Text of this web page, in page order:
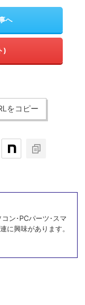
へ
)
をコピー
ン･PCパーツ･スマ
に興味があります。